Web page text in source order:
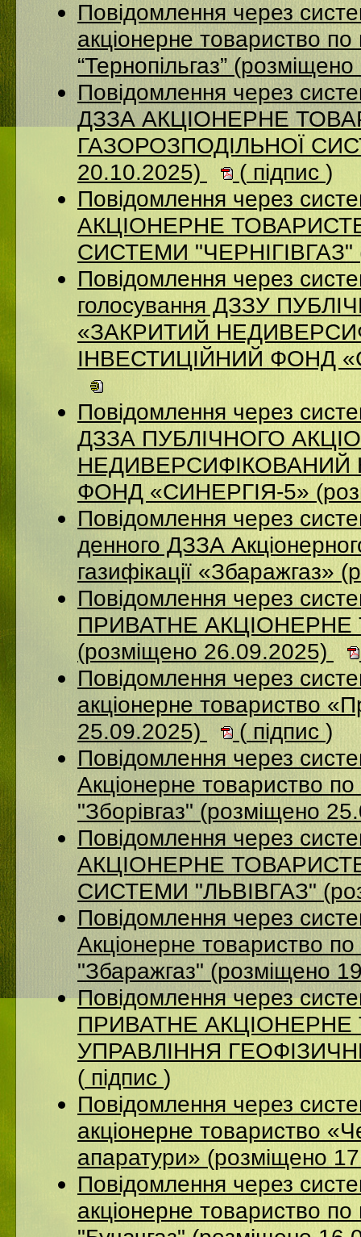
Повідомлення через
акціонерне товариство по
“Тернопільгаз”
Повідомлення через
ДЗЗА АКЦІОНЕРНЕ
ГАЗОРОЗПОДІЛЬНОЇ
20.10.2025)
( підпис )
Повідомлення через
АКЦІОНЕРНЕ
СИСТЕМИ "ЧЕРНІГІВГАЗ"
Повідомлення через
голосування ДЗЗУ
«ЗАКРИТИЙ
ІНВЕСТИЦІЙНИЙ ФОНД
Повідомлення через
ДЗЗА ПУБЛІЧНОГО
НЕДИВЕРСИФІКОВАНИЙ
ФОНД «СИНЕРГІЯ-5»
Повідомлення через
денного ДЗЗА
газифікації
Повідомлення через
ПРИВАТНЕ
(розміщено 26.09.2025)
Повідомлення через
акціонерне товариство
25.09.2025)
( підпис )
Повідомлення через
Акціонерне товариство по
"Зборівгаз" (розміщено
Повідомлення через
АКЦІОНЕРНЕ
СИСТЕМИ "ЛЬВІВГАЗ"
Повідомлення через
Акцiонерне товариство по
"Збаражгаз" (розміщено
Повідомлення через
ПРИВАТНЕ
УПРАВЛІННЯ
( підпис )
Повідомлення через
акціонерне товариство
апаратури» (розміщено
Повідомлення через
акціонерне товариство по